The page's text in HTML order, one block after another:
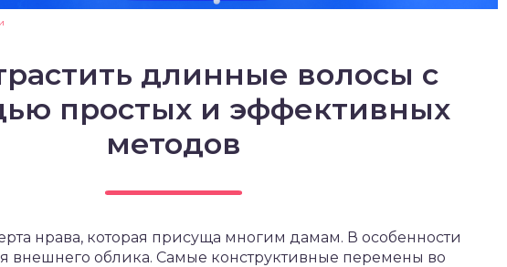
длинные волосы с
простых и эффективных
методов
нрава, которая присуща многим дамам. В особенности
внешнего облика. Самые конструктивные перемены во